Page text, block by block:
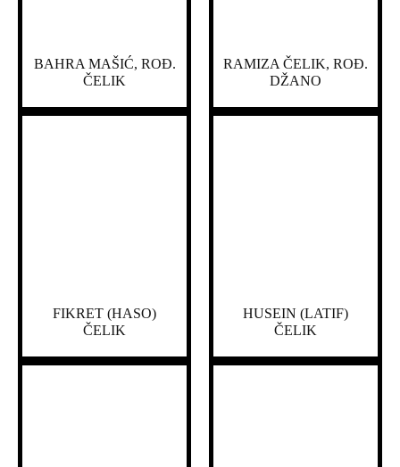
BAHRA MAŠIĆ, ROĐ.
ČELIK
RAMIZA ČELIK, ROĐ.
DŽANO
FIKRET (HASO)
ČELIK
HUSEIN (LATIF)
ČELIK